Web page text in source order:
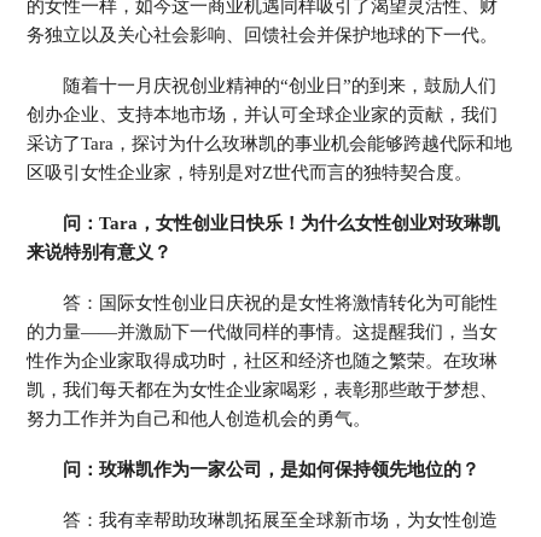
的女性一样，如今这一商业机遇同样吸引了渴望灵活性、财
务独立以及关心社会影响、回馈社会并保护地球的下一代。
随着十一月庆祝创业精神的“创业日”的到来，鼓励人们
创办企业、支持本地市场，并认可全球企业家的贡献，我们
采访了Tara，探讨为什么玫琳凯的事业机会能够跨越代际和地
区吸引女性企业家，特别是对Z世代而言的独特契合度。
问：Tara，女性创业日快乐！为什么女性创业对玫琳凯
来说特别有意义？
答：国际女性创业日庆祝的是女性将激情转化为可能性
的力量——并激励下一代做同样的事情。这提醒我们，当女
性作为企业家取得成功时，社区和经济也随之繁荣。在玫琳
凯，我们每天都在为女性企业家喝彩，表彰那些敢于梦想、
努力工作并为自己和他人创造机会的勇气。
问：玫琳凯作为一家公司，是如何保持领先地位的？
答：我有幸帮助玫琳凯拓展至全球新市场，为女性创造
Russia 俄罗斯
Slovakia 斯洛伐克
Switzerland 瑞士
Ukraine 乌克兰
United Kingdom 英国